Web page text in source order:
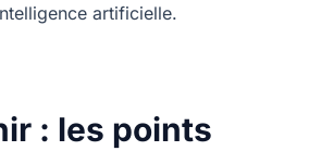
artificielle.
: les points